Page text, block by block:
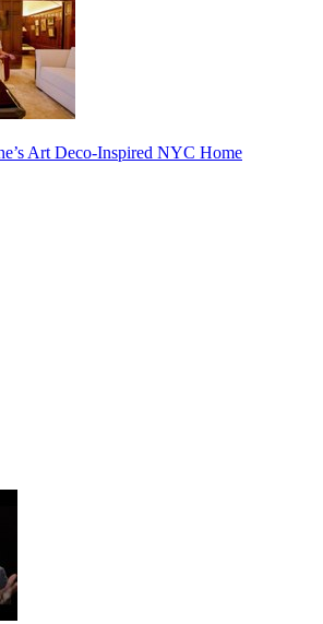
Art Deco-Inspired NYC Home